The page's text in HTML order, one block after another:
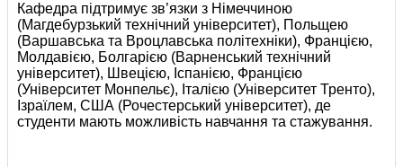
Кафедра підтримує зв’язки з Німеччиною
(Магдебурзький технічний університет), Польщею
(Варшавська та Вроцлавська політехніки), Францією,
Молдавією, Болгарією (Варненський технічний
університет), Швецією, Іспанією, Францією
(Університет Монпельє), Італією (Університет Тренто),
Ізраїлем, США (Рочестерський університет), де
студенти мають можливість навчання та стажування.